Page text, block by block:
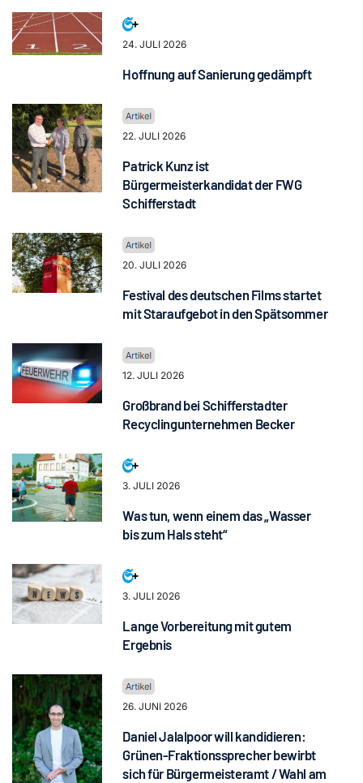
24. JULI 2026
Hoffnung auf Sanierung gedämpft
22. JULI 2026
Patrick Kunz ist
Bürgermeisterkandidat der FWG
Schifferstadt
20. JULI 2026
Festival des deutschen Films startet
mit Staraufgebot in den Spätsommer
12. JULI 2026
Großbrand bei Schifferstadter
Recyclingunternehmen Becker
3. JULI 2026
Was tun, wenn einem das „Wasser
bis zum Hals steht“
3. JULI 2026
Lange Vorbereitung mit gutem
Ergebnis
26. JUNI 2026
Daniel Jalalpoor will kandidieren:
Grünen-Fraktionssprecher bewirbt
sich für Bürgermeisteramt / Wahl am